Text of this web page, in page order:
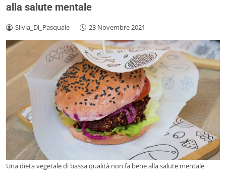
alla salute mentale
Silvia_Di_Pasquale - 23 Novembre 2021
Una dieta vegetale di bassa qualità non fa bene alla salute mentale